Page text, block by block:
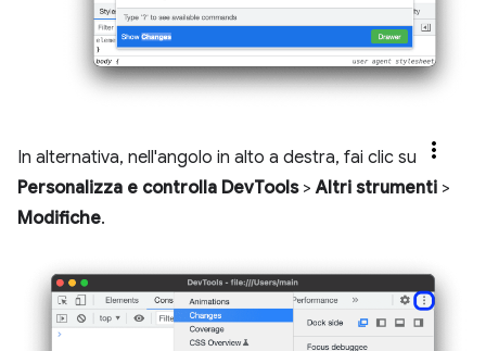
In alternativa, nell'angolo in alto a destra, fai clic su
Personalizza e controlla DevTools>Altri strumenti >
Modifiche.